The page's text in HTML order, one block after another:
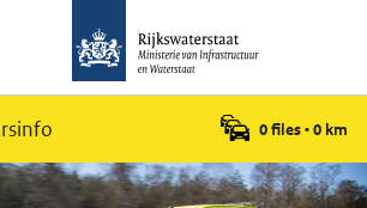
0 files•0 km